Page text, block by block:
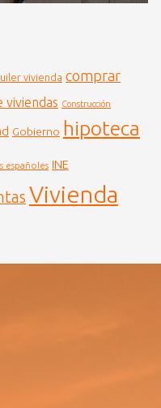
vivienda comprar
viviendas Construcción
Gobierno hipoteca
españoles INE
Vivienda